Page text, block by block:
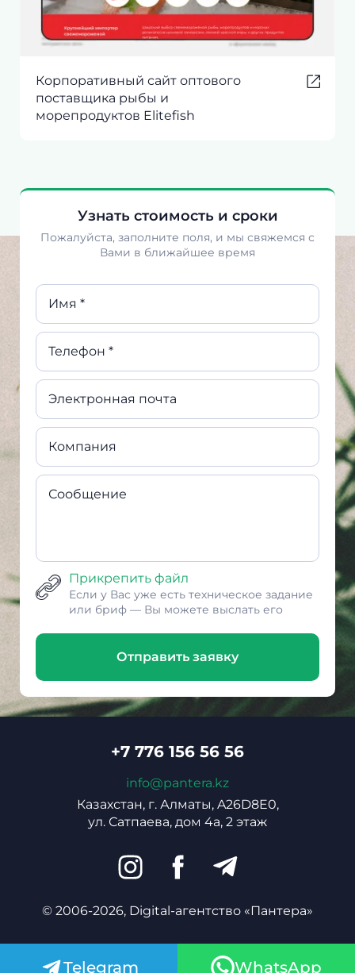
Корпоративный сайт оптового
поставщика рыбы и
морепродуктов Elitefish
Узнать стоимость и сроки
Пожалуйста, заполните поля, и мы свяжемся с
Вами в ближайшее время
Имя *
Телефон *
Электронная почта
Компания
Сообщение
Прикрепить файл
Если у Вас уже есть техническое задание
или бриф — Вы можете выслать его
Отправить заявку
+7 776 156 56 56
info@pantera.kz
Казахстан, г. Алматы, A26D8E0,
ул. Сатпаева, дом 4а, 2 этаж
© 2006-2026, Digital-агентство «Пантера»
Telegram WhatsApp